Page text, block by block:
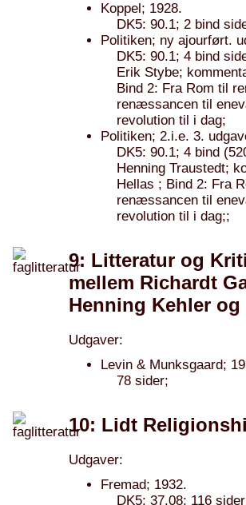
Koppel; 1928.
DK5: 90.1; 2 bind
Politiken; ny ajourført.
DK5: 90.1; 4 bind
Erik Stybe;
Bind 2: Fra Rom til
renæssancen til
revolution til i dag;
Politiken; 2.i.e. 3.
DK5: 90.1; 4 bind
Henning Traustedt;
Hellas ; Bind 2: Fra
renæssancen til
revolution til i dag;;
9: Litteratur og
mellem Richardt
Henning Kehler og
Udgaver:
Levin & Munksgaard;
78 sider;
10: Lidt
Udgaver:
Fremad; 1932.
DK5: 37.08; 116